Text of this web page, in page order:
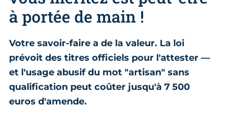
à portée de main !
Votre savoir-faire a de la valeur. La loi
prévoit des titres officiels pour l'attester —
et l'usage abusif du mot "artisan" sans
qualification peut coûter jusqu'à 7 500
euros d'amende.